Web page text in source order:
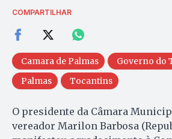
COMPARTILHAR
Camara de Palmas
Governo do
Palmas
Tocantins
O presidente da Câmara
vereador Marilon Barbosa